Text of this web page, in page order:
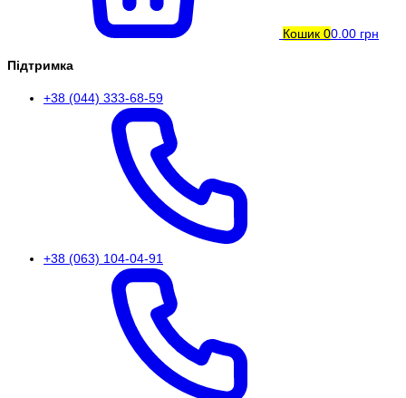
Кошик 00.00 грн
Підтримка
+38 (044) 333-68-59
+38 (063) 104-04-91